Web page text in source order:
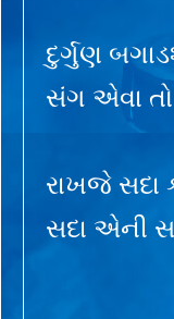
દુર્ગુણ
સંગ એવા
રાખજે સદા
સદા એની